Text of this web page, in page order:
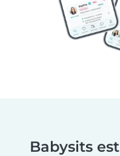
Babysits